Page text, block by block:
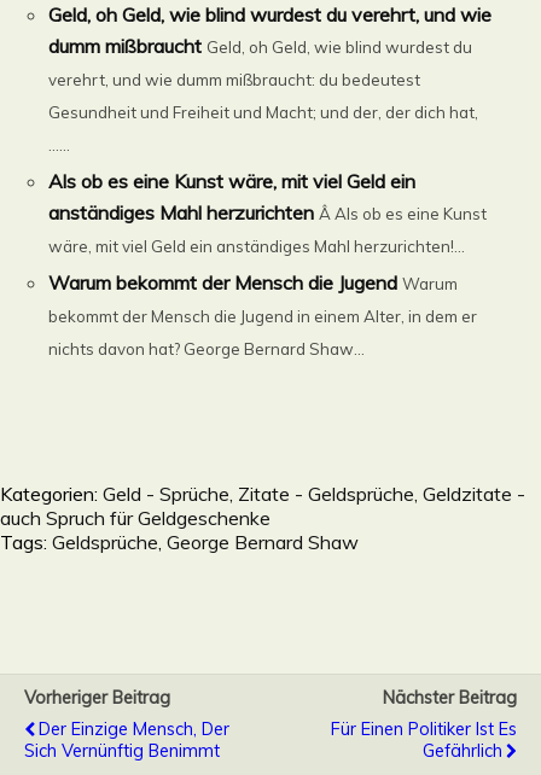
Geld, oh Geld, wie blind wurdest du verehrt, und wie
dumm mißbraucht Geld, oh Geld, wie blind wurdest du
verehrt, und wie dumm mißbraucht: du bedeutest
Gesundheit und Freiheit und Macht; und der, der dich hat,
Als ob es eine Kunst wäre, mit viel Geld ein
anständiges Mahl herzurichten Â Als ob es eine Kunst
wäre, mit viel Geld ein anständiges Mahl herzurichten!...
Warum bekommt der Mensch die Jugend Warum
bekommt der Mensch die Jugend in einem Alter, in dem er
nichts davon hat? George Bernard Shaw...
Kategorien: Geld - Sprüche, Zitate - Geldsprüche, Geldzitate -
auch Spruch für Geldgeschenke
Tags: Geldsprüche George Bernard Shaw
Vorheriger Beitrag
Der Einzige Mensch, Der
Sich Vernünftig Benimmt
Nächster Beitrag
Für Einen Politiker Ist Es
Gefährlich